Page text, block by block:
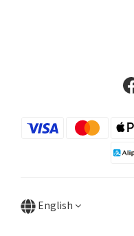
English